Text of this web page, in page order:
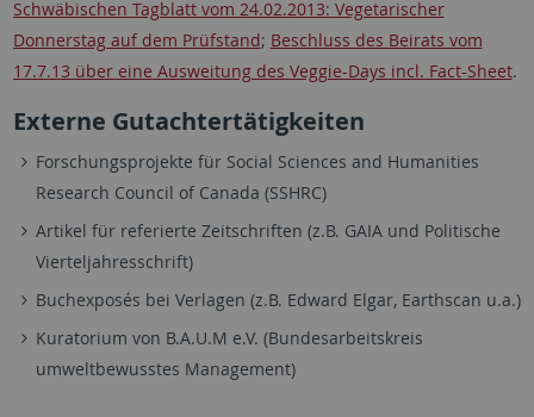
Schwäbischen Tagblatt vom 24.02.2013: Vegetarischer
Donnerstag auf dem Prüfstand; Beschluss des Beirats vom
17.7.13 über eine Ausweitung des Veggie-Days incl. Fact-Sheet.
Externe Gutachtertätigkeiten
Forschungsprojekte für Social Sciences and Humanities
Research Council of Canada (SSHRC)
Artikel für referierte Zeitschriften (z.B. GAIA und Politische
Vierteljahresschrift)
Buchexposés bei Verlagen (z.B. Edward Elgar, Earthscan u.a.)
Kuratorium von B.A.U.M e.V. (Bundesarbeitskreis
umweltbewusstes Management)